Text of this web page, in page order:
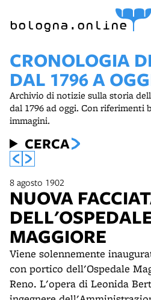
bologna.online
CRONOLOGIA
DAL 1796 A
Archivio di notizie sulla storia
dal 1796 ad oggi. Con riferimenti
immagini.
CERCA
8 agosto 1902
NUOVA
MAGGIORE
Viene solennemente
con portico dell'Ospedale
Reno. L'opera di Leonida